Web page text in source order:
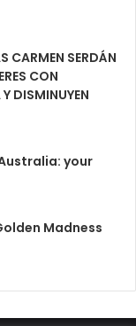
CARMEN SERDÁN
CON
DISMINUYEN
your
Madness